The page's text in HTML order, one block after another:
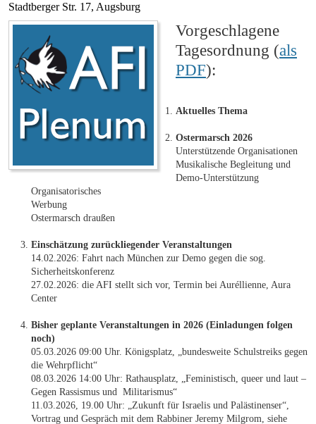
Stadtberger Str. 17, Augsburg
Vorgeschlagene
Tagesordnung (als
PDF):
Aktuelles Thema
Ostermarsch 2026
Unterstützende Organisationen
Musikalische Begleitung und
Demo-Unterstützung
Organisatorisches
Werbung
Ostermarsch draußen
Einschätzung zurückliegender Veranstaltungen
14.02.2026: Fahrt nach München zur Demo gegen die sog.
Sicherheitskonferenz
27.02.2026: die AFI stellt sich vor, Termin bei Auréllienne, Aura
Center
Bisher geplante Veranstaltungen in 2026 (Einladungen folgen
noch)
05.03.2026 09:00 Uhr. Königsplatz, „bundesweite Schulstreiks gegen
die Wehrpflicht“
08.03.2026 14:00 Uhr: Rathausplatz, „Feministisch, queer und laut –
Gegen Rassismus und Militarismus“
11.03.2026, 19.00 Uhr: „Zukunft für Israelis und Palästinenser“,
Vortrag und Gespräch mit dem Rabbiner Jeremy Milgrom, siehe